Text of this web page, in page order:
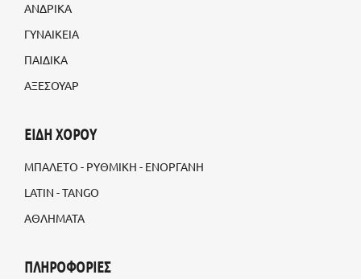
ΑΝΔΡΙΚΑ
ΓΥΝΑΙΚΕΙΑ
ΠΑΙΔΙΚΑ
ΑΞΕΣΟΥΑΡ
ΕΙΔΗ ΧΟΡΟΥ
ΜΠΑΛΕΤΟ - ΡΥΘΜΙΚΗ - ΕΝΟΡΓΑΝΗ
LATIN - TANGO
ΑΘΛΗΜΑΤΑ
ΠΛΗΡΟΦΟΡΙΕΣ